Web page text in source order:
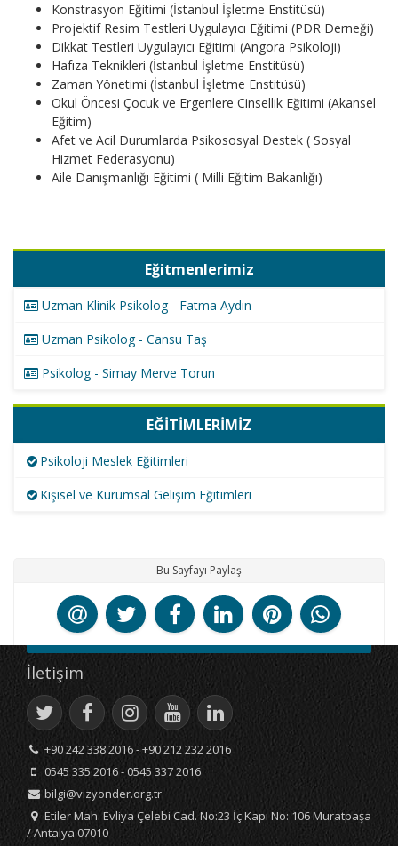
Konstrasyon Eğitimi (İstanbul İşletme Enstitüsü)
Projektif Resim Testleri Uygulayıcı Eğitimi (PDR Derneği)
Dikkat Testleri Uygulayıcı Eğitimi (Angora Psikoloji)
Hafıza Teknikleri (İstanbul İşletme Enstitüsü)
Zaman Yönetimi (İstanbul İşletme Enstitüsü)
Okul Öncesi Çocuk ve Ergenlere Cinsellik Eğitimi (Akansel
Eğitim)
Afet ve Acil Durumlarda Psikososyal Destek ( Sosyal
Hizmet Federasyonu)
Aile Danışmanlığı Eğitimi ( Milli Eğitim Bakanlığı)
Eğitmenlerimiz
Uzman Klinik Psikolog - Fatma Aydın
Uzman Psikolog - Cansu Taş
Psikolog - Simay Merve Torun
EĞİTİMLERİMİZ
Psikoloji Meslek Eğitimleri
Kişisel ve Kurumsal Gelişim Eğitimleri
Bu Sayfayı Paylaş
İletişim
+90 242 338 2016 - +90 212 232 2016
0545 335 2016 - 0545 337 2016
bilgi@vizyonder.org.tr
Etiler Mah. Evliya Çelebi Cad. No:23 İç Kapı No: 106 Muratpaşa
/ Antalya 07010